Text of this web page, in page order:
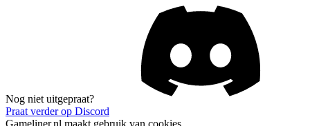
Nog niet uitgepraat?
Praat verder op Discord
Gameliner.nl maakt gebruik van cookies